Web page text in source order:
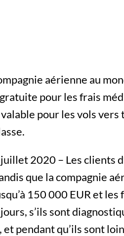
aérienne au
pour les frais
pour les vols
2020 – Les clients
que la compagnie
150 000 EUR et
s’ils sont
et pendant qu’ils sont